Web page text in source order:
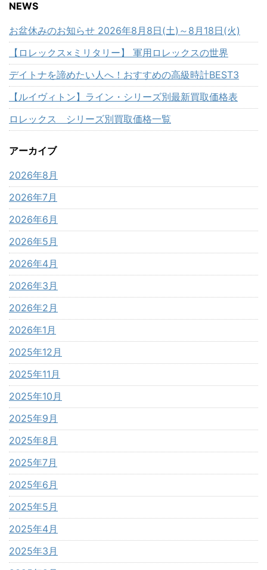
NEWS
お盆休みのお知らせ 2026年8月8日(土)～8月18日(火)
【ロレックス×ミリタリー】 軍用ロレックスの世界
デイトナを諦めたい人へ！おすすめの高級時計BEST3
【ルイヴィトン】ライン・シリーズ別最新買取価格表
ロレックス シリーズ別買取価格一覧
アーカイブ
2026年8月
2026年7月
2026年6月
2026年5月
2026年4月
2026年3月
2026年2月
2026年1月
2025年12月
2025年11月
2025年10月
2025年9月
2025年8月
2025年7月
2025年6月
2025年5月
2025年4月
2025年3月